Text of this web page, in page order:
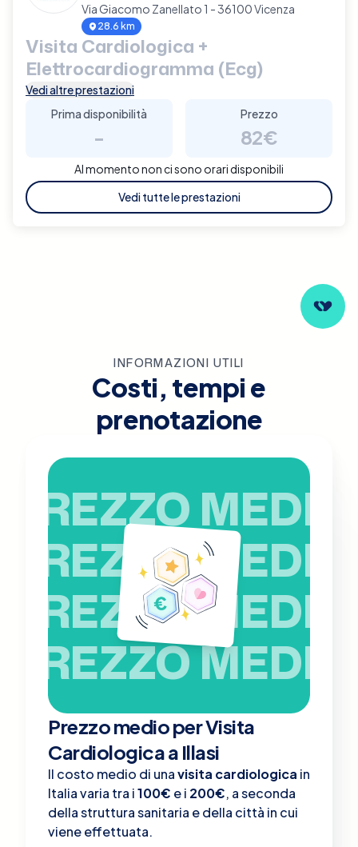
Via Giacomo Zanellato 1 - 36100 Vicenza
28.6 km
Visita Cardiologica +
Elettrocardiogramma (Ecg)
Vedi altre prestazioni
Prima disponibilità
-
Prezzo
82€
Al momento non ci sono orari disponibili
Vedi tutte le prestazioni
INFORMAZIONI UTILI
Costi, tempi e
prenotazione
PREZZO MEDIO
PREZZO MEDIO
PREZZO MEDIO
PREZZO MEDIO
Prezzo medio per Visita
Cardiologica a Illasi
Il costo medio di unavisita cardiologica in
Italia varia tra i100€ e i 200€, a seconda
della struttura sanitaria e della città in cui
viene effettuata.